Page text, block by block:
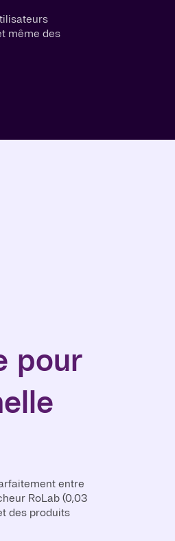
même des
pour
entre
RoLab (0,03
des produits